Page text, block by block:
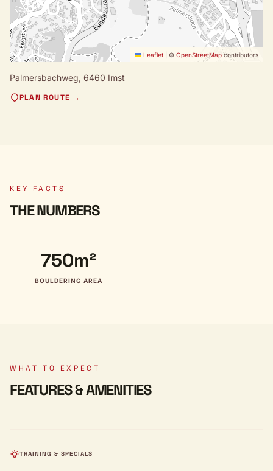
Leaflet © OpenStreetMapcontributors
Palmersbachweg, 6460 Imst
PLAN ROUTE →
KEY FACTS
THE NUMBERS
750m²
BOULDERING AREA
WHAT TO EXPECT
FEATURES & AMENITIES
TRAINING & SPECIALS